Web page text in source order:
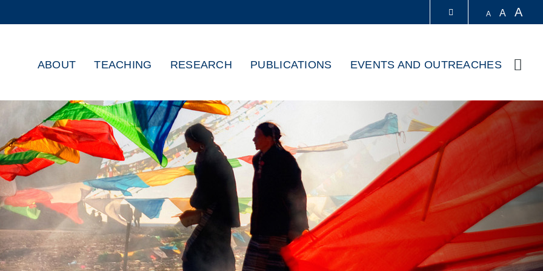
MORE ABOUT HKUST
A A A
ABOUT TEACHING RESEARCH PUBLICATIONS EVENTS AND OUTREACHES